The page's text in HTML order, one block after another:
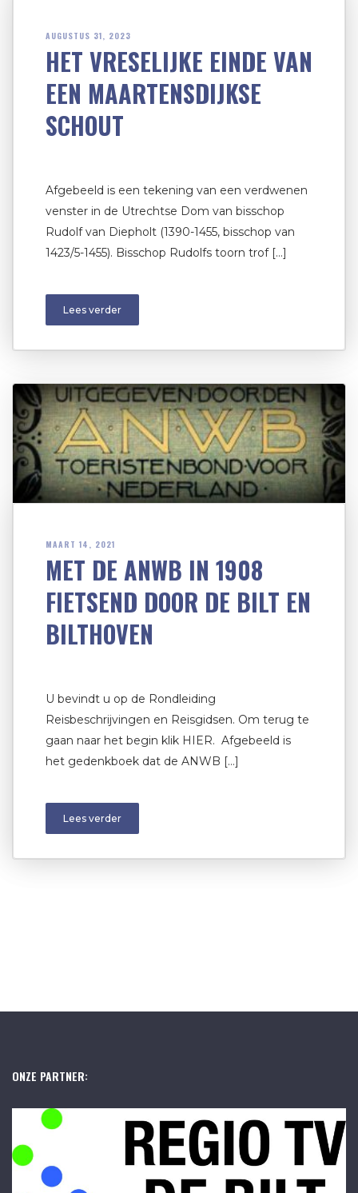
AUGUSTUS 31, 2023
HET VRESELIJKE EINDE VAN
EEN MAARTENSDIJKSE
SCHOUT
Afgebeeld is een tekening van een verdwenen
venster in de Utrechtse Dom van bisschop
Rudolf van Diepholt (1390-1455, bisschop van
1423/5-1455). Bisschop Rudolfs toorn trof […]
Lees verder
MAART 14, 2021
MET DE ANWB IN 1908
FIETSEND DOOR DE BILT EN
BILTHOVEN
U bevindt u op de Rondleiding
Reisbeschrijvingen en Reisgidsen. Om terug te
gaan naar het begin klik HIER. Afgebeeld is
het gedenkboek dat de ANWB […]
Lees verder
ONZE PARTNER: